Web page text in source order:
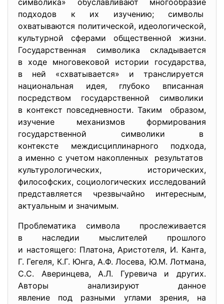
символика» обуславливают многообразие
подходов к их изучению; символы
охватываются политической, идеологической,
культурной сферами общественной жизни.
Государственная символика складывается
в ходе многовековой истории государства,
в ней «схватывается» и транслируется
национальная идея, глубоко вписанная
посредством государственной символики
в контекст повседневности. Таким образом,
изучение механизмов формирования
государственной символики в
контексте междисциплинарного подхода,
а именно с учетом накопленных результатов
культурологических, исторических,
философских, социологических исследований
представляется чрезвычайно интересным,
актуальным и значимым.
Проблематика символа прослеживается
в наследии мыслителей прошлого
и настоящего: Платона, Аристотеля, И. Канта,
Г. Гегеля, К.Г. Юнга, А.Ф. Лосева, Ю.М. Лотмана,
С.С. Аверинцева, А.Л. Гуревича и других.
Авторы анализируют данное
явление под разными углами зрения, на